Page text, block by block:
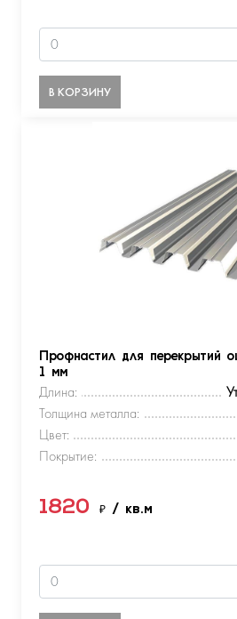
В КОРЗИНУ
Профнастил для перекрытий
1 мм
Длина:
Толщина металла:
Цвет:
Покрытие:
1820 ₽ / кв.м